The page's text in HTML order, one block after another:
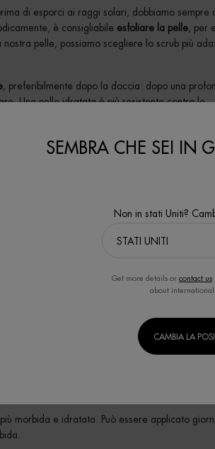
di esporci ai raggi solari, dobbiamo sempre
è consigliabile esfoliare la pelle, per
pelle, possiamo scegliere lo scrub più
, preferibilmente dopo la doccia: dopo una
Una pelle idratata è più resistente contro le
delle fastidiose smagliature.
Questo
pelle.
dalla pelle, lasciandola perfettamente
profumazione agli estratti di agrumi, renderà
, pensato proprio contro i segni delle
e olio d’oliva) e il
morbida e idratata. Può essere applicato
SEMBRA CHE SEI IN
Non in stati Uniti?
Get more details or contact us
about international
CAMBIA LA